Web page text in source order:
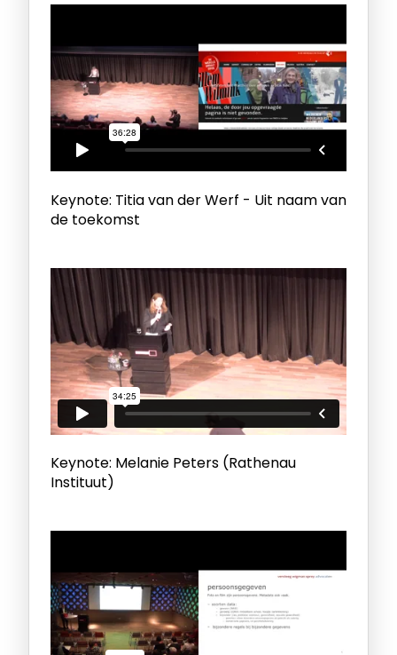
Keynote: Titia van der Werf - Uit naam van
de toekomst
Keynote: Melanie Peters (Rathenau
Instituut)